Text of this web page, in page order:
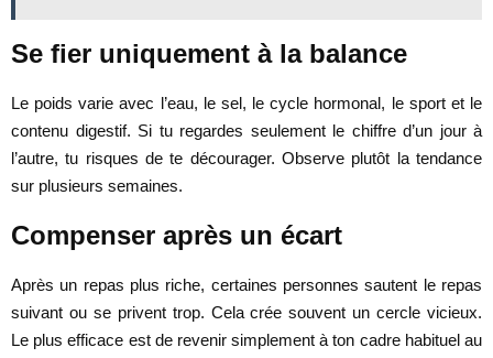
Se fier uniquement à la balance
Le poids varie avec l’eau, le sel, le cycle hormonal, le sport et le
contenu digestif. Si tu regardes seulement le chiffre d’un jour à
l’autre, tu risques de te décourager. Observe plutôt la tendance
sur plusieurs semaines.
Compenser après un écart
Après un repas plus riche, certaines personnes sautent le repas
suivant ou se privent trop. Cela crée souvent un cercle vicieux.
Le plus efficace est de revenir simplement à ton cadre habituel au